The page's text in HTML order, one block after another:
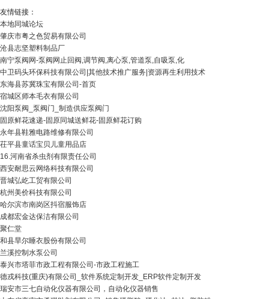
友情链接：
本地同城论坛
肇庆市粤之色贸易有限公司
沧县志坚塑料制品厂
南宁泵阀网-泵阀网止回阀,调节阀,离心泵,管道泵,自吸泵,化
中卫码头环保科技有限公司|其他技术推广服务|资源再生利用技术
东海县苏冀珠宝有限公司-首页
宿城区师本毛衣有限公司
沈阳泵阀_泵阀门_制造供应泵阀门
固原鲜花速递-固原同城送鲜花-固原鲜花订购
永年县鞋雅电路维修有限公司
茌平县童话宝贝儿童用品店
16.河南省杀虫剂有限责任公司
西安耐思云网络科技有限公司
晋城弘屹工贸有限公司
杭州美价科技有限公司
哈尔滨市南岗区抖宿服饰店
成都宏金达保洁有限公司
聚仁堂
和县旱尔睡衣股份有限公司
兰溪控制水泵公司
泰兴市塔菲市政工程有限公司-市政工程施工
德戎科技(重庆)有限公司_软件系统定制开发_ERP软件定制开发
瑞安市三七自动化仪器有限公司，自动化仪器销售